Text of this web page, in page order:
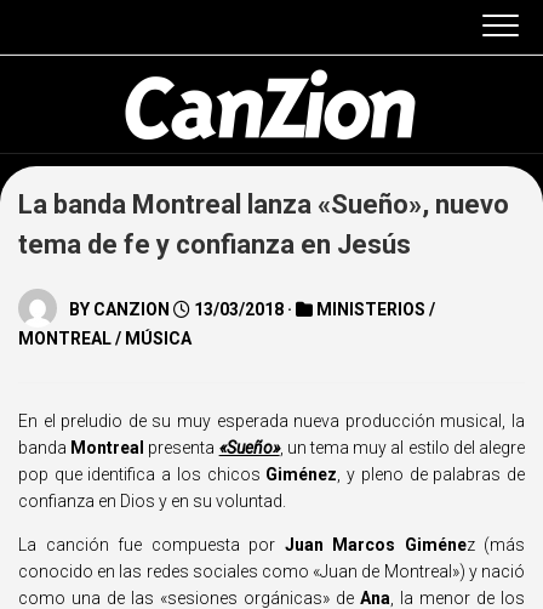
La banda Montreal lanza «Sueño», nuevo
tema de fe y confianza en Jesús
BY CANZION 13/03/2018 · MINISTERIOS /
MONTREAL/ MÚSICA
En el preludio de su muy esperada nueva producción musical, la
banda Montreal presenta «Sueño», un tema muy al estilo del alegre
pop que identifica a los chicos Giménez , y pleno de palabras de
confianza en Dios y en su voluntad.
La canción fue compuesta por Juan Marcos Giménez (más
conocido en las redes sociales como «Juan de Montreal») y nació
como una de las «sesiones orgánicas» de Ana , la menor de los